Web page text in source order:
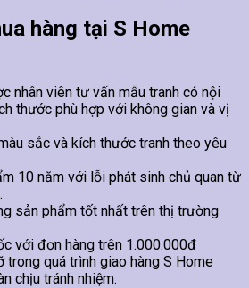
hàng tại S Home
nhân viên tư vấn mẫu tranh có nội
thước phù hợp với không gian và vị
sắc và kích thước tranh theo yêu
10 năm với lỗi phát sinh chủ quan từ
sản phẩm tốt nhất trên thị trường
với đơn hàng trên 1.000.000đ
trong quá trình giao hàng S Home
chịu tránh nhiệm.